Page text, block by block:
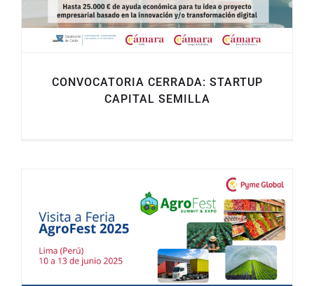
CONVOCATORIA CERRADA: STARTUP
CAPITAL SEMILLA